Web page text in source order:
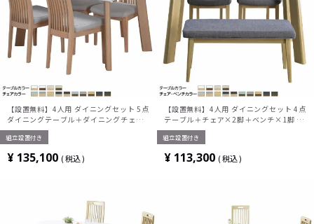
【設置無料】4人用 ダイニングセット 5点
ダイニングテーブル＋ダイニングチェア
×4脚 UV塗装 北欧
組立設置付き
¥ 135,100 税込
【設置無料】4人用 ダイニングセット 4点
テーブル＋チェア×2脚＋ベンチ×1脚 UV
塗装 北欧
組立設置付き
¥ 113,300 税込